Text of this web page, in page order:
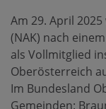
Am 29. April
(NAK) nach
als Vollmitglied
Oberösterreich
Im Bundesland
Gemeinden: